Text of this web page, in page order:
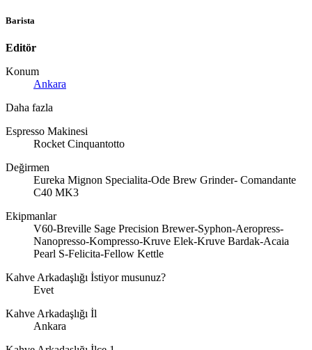
Barista
Editör
Konum
Ankara
Daha fazla
Espresso Makinesi
Rocket Cinquantotto
Değirmen
Eureka Mignon Specialita-Ode Brew Grinder- Comandante
C40 MK3
Ekipmanlar
V60-Breville Sage Precision Brewer-Syphon-Aeropress-
Nanopresso-Kompresso-Kruve Elek-Kruve Bardak-Acaia
Pearl S-Felicita-Fellow Kettle
Kahve Arkadaşlığı İstiyor musunuz?
Evet
Kahve Arkadaşlığı İl
Ankara